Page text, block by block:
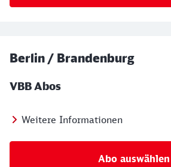
Berlin / Brandenburg
VBB Abos
Weitere Informationen
Abo auswählen